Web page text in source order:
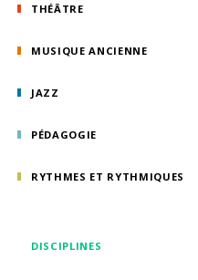
THÉÂTRE
MUSIQUE ANCIENNE
JAZZ
PÉDAGOGIE
RYTHMES ET RYTHMIQUES
DISCIPLINES